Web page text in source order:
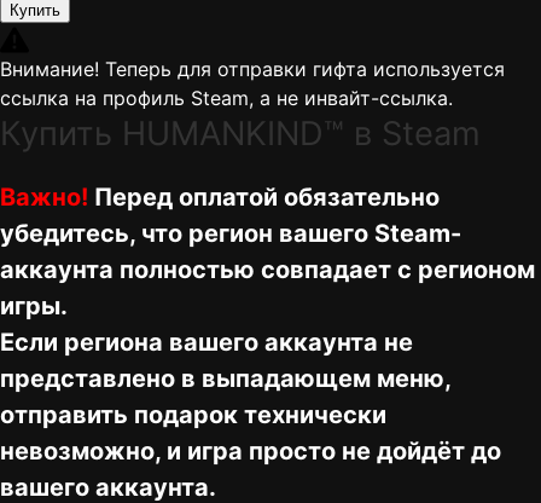
Купить
Внимание! Теперь для отправки гифта используется
ссылка на профиль Steam, а не инвайт-ссылка.
Купить HUMANKIND™ в Steam
Важно! Перед оплатой обязательно
убедитесь, что регион вашего Steam-
аккаунта полностью совпадает с регионом
игры.
Если региона вашего аккаунта не
представлено в выпадающем меню,
отправить подарок технически
невозможно, и игра просто не дойдёт до
вашего аккаунта.